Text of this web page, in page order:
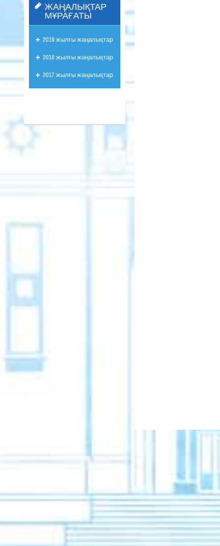
ЖАҢАЛЫҚТАР
МҰРАҒАТЫ
2019 жылғы жаңалықтар
2018 жылғы жаңалықтар
2017 жылғы жаңалықтар